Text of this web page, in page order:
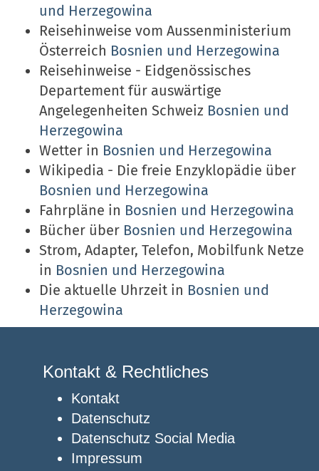
und Herzegowina
Reisehinweise vom Aussenministerium
Österreich Bosnien und Herzegowina
Reisehinweise - Eidgenössisches
Departement für auswärtige
Angelegenheiten Schweiz Bosnien und
Herzegowina
Wetter in Bosnien und Herzegowina
Wikipedia - Die freie Enzyklopädie über
Bosnien und Herzegowina
Fahrpläne in Bosnien und Herzegowina
Bücher über Bosnien und Herzegowina
Strom, Adapter, Telefon, Mobilfunk Netze
in Bosnien und Herzegowina
Die aktuelle Uhrzeit in Bosnien und
Herzegowina
Kontakt & Rechtliches
Kontakt
Datenschutz
Datenschutz Social Media
Impressum